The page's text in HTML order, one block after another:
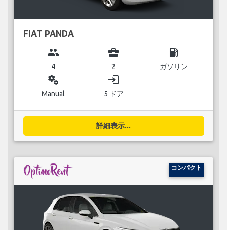
FIAT PANDA
group
4
business_center
2
local_gas_station
ガソリン
miscellaneous_services
Manual
login
5 ドア
詳細表示...
コンパクト